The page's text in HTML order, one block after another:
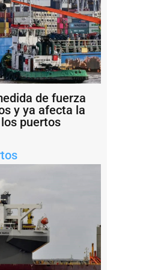
de fuerza
y ya afecta la
puertos